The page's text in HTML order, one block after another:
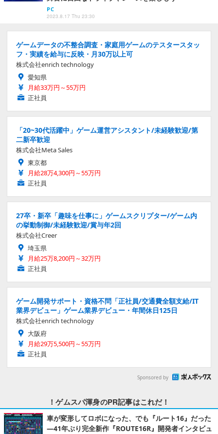
PC
2023.8.17 Thu 23:30
ゲームデータの不整合調査・家庭用ゲームのテスタースタッ
フ・実績を給与に反映・月30万以上可
株式会社enrich technology
愛知県
月給33万円～55万円
正社員
「20~30代活躍中」ゲーム運営アシスタント/未経験歓迎/第
二新卒歓迎
株式会社Meta Sales
東京都
月給28万4,300円～55万円
正社員
27卒・新卒「趣味を仕事に」ゲームスクリプター/ゲーム内
の挙動制御/未経験歓迎/賞与年2回
株式会社Creer
埼玉県
月給25万8,200円～32万円
正社員
ゲーム開発サポート・資格不問「正社員/交通費全額支給/IT
業界デビュー」ゲーム業界デビュー・年間休日125日
株式会社enrich technology
大阪府
月給29万5,500円～55万円
正社員
Sponsored by
！ゲムスパ渾身のPR記事はこれだ！
車が変形してロボになった、でも『ルート16』だった
―41年ぶり完全新作『ROUTE16R』開発者インタビュ